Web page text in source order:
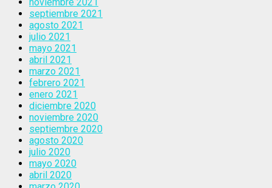
septiembre 2021
agosto 2021
julio 2021
mayo 2021
abril 2021
marzo 2021
febrero 2021
enero 2021
diciembre 2020
noviembre 2020
septiembre 2020
agosto 2020
julio 2020
mayo 2020
abril 2020